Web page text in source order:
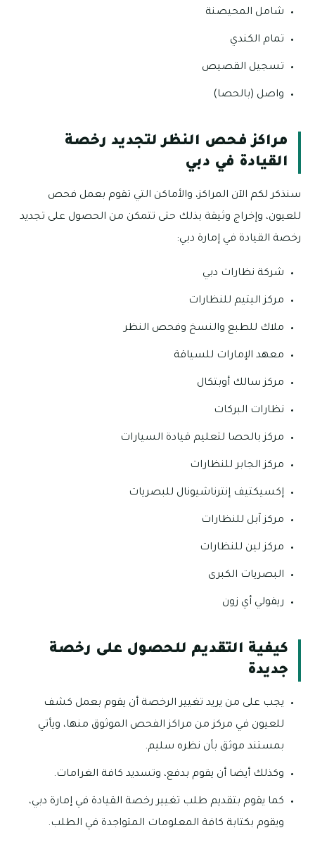
شامل المحيصنة
تمام الكندي
تسجيل القصيص
واصل (بالحصا)
مراكز فحص النظر لتجديد رخصة
القيادة في دبي
سنذكر لكم الآن المراكز، والأماكن التي تقوم بعمل فحص
للعيون، وإخراج وثيقة بذلك حتى تتمكن من الحصول على تجديد
رخصة القيادة في إمارة دبي:
شركة نظارات دبي
مركز اليتيم للنظارات
ملاك للطبع والنسخ وفحص النظر
معهد الإمارات للسياقة
مركز سالك أوبتكال
نظارات البركات
مركز بالحصا لتعليم قيادة السيارات
مركز الجابر للنظارات
إكسيكتيف إنترناشيونال للبصريات
مركز آبل للنظارات
مركز لين للنظارات
البصريات الكبرى
ريفولي أي زون
كيفية التقديم للحصول على رخصة
جديدة
يجب على من يريد تغيير الرخصة أن يقوم بعمل كشف
للعيون في مركز من مراكز الفحص الموثوق منها، ويأتي
بمستند موثق بأن نظره سليم.
وكذلك أيضا أن يقوم بدفع، وتسديد كافة الغرامات.
كما يقوم بتقديم طلب تغيير رخصة القيادة في إمارة دبي،
ويقوم بكتابة كافة المعلومات المتواجدة في الطلب.